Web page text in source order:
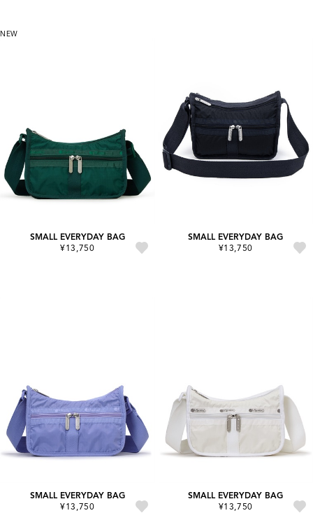
NEW
SMALL EVERYDAY BAG
¥13,750
SMALL EVERYDAY BAG
¥13,750
SMALL EVERYDAY BAG
¥13,750
SMALL EVERYDAY BAG
¥13,750